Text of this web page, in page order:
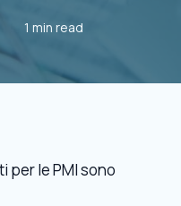
1 min read
per le PMI sono